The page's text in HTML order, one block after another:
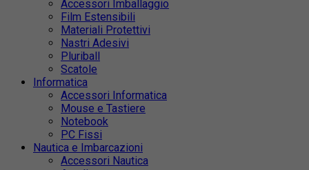
Accessori Imballaggio
Film Estensibili
Materiali Protettivi
Nastri Adesivi
Pluriball
Scatole
Informatica
Accessori Informatica
Mouse e Tastiere
Notebook
PC Fissi
Nautica e Imbarcazioni
Accessori Nautica